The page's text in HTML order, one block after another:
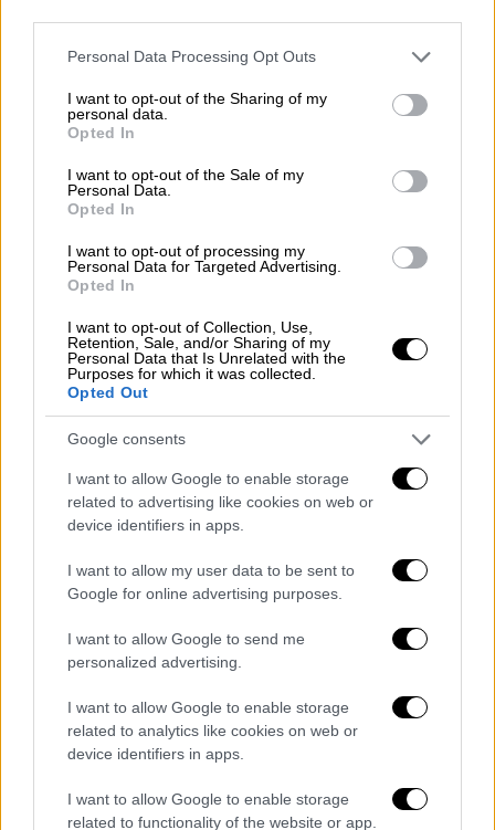
Please note that this website/app uses one or more Google
not limited to your visit or usage behaviour. You may click to
grant or deny consent to Google and its third-party tags to
use your data for below specified purposes in below Google
consent section.
Personal Data Processing Opt Outs
I want to opt-out of the Sharing of my
personal data.
Opted In
I want to opt-out of the Sale of my
Personal Data.
Opted In
I want to opt-out of processing my
Personal Data for Targeted Advertising.
Opted In
I want to opt-out of Collection, Use,
Retention, Sale, and/or Sharing of my
Personal Data that Is Unrelated with the
Purposes for which it was collected.
Opted Out
Google consents
I want to allow Google to enable storage
related to advertising like cookies on web or
device identifiers in apps.
I want to allow my user data to be sent to
Google for online advertising purposes.
I want to allow Google to send me
personalized advertising.
I want to allow Google to enable storage
related to analytics like cookies on web or
device identifiers in apps.
I want to allow Google to enable storage
related to functionality of the website or app.
Ο λόγος της ποινής
Σύμφωνα με την FTC, η Disney φέρεται να
παραβίασε τον αμερικανικό νόμο COPPA
(Children’s Online Privacy Protection Act),
συγκεντρώνοντας προσωπικά δεδομένα από
φιλοξενούνταν στο YouTube.
σήμανσης παιδικών βίντεο από τη Disney.
Βίντεο από δημοφιλή franchises, όπως
Frozen, Toy Story και The Incredibles, είχαν
χαρακτηριστεί ως «Not made for kids» (Δεν
είναι για παιδιά),
επιτρέποντας έτσι στην
πλατφόρμα του YouTube να προβάλλει
εξατομικευμένες διαφημίσεις και να
συλλέγει δεδομένα χρηστών – ακόμα και
από παιδιά.
million civil penalty for allowing
children’s data to be collected on
videos posted to YouTube.
The Federal Trade Commission
alleged that Disney failed to
designate videos on the platform as